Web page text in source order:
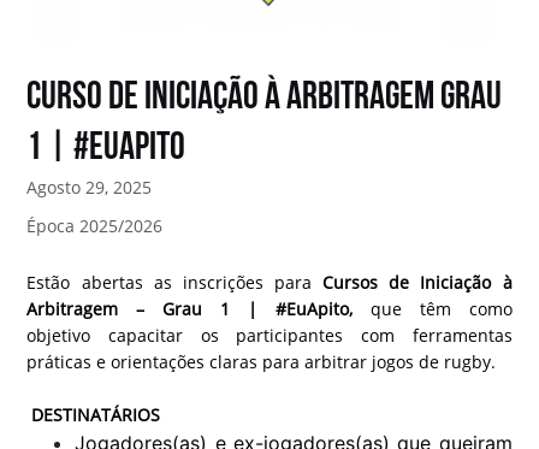
CURSO DE INICIAÇÃO À ARBITRAGEM GRAU
1 | #EUAPITO
Agosto 29, 2025
Época 2025/2026
Estão abertas as inscrições paraCursos de Iniciação à
Arbitragem – Grau 1 | #EuApito, que têm como
objetivo capacitar os participantes com ferramentas
práticas e orientações claras para arbitrar jogos de rugby.
DESTINATÁRIOS
Jogadores(as) e ex-jogadores(as) que queiram